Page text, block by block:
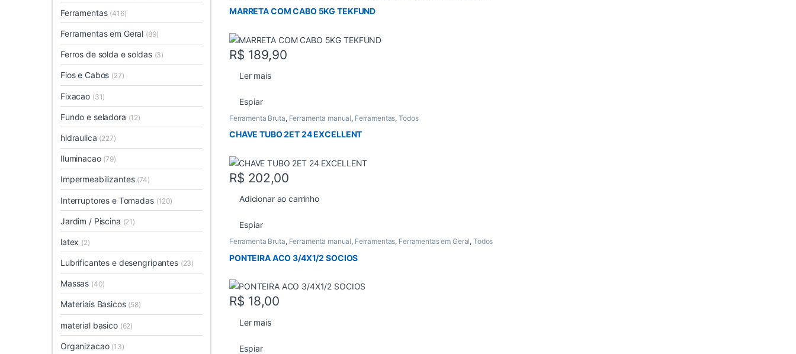
MARRETA COM CABO 5KG TEKFUND
R$ 189,90
Ler mais
Espiar
Ferramenta Bruta, Ferramenta manual, Ferramentas,Todos
CHAVE TUBO 2ET 24 EXCELLENT
R$ 202,00
Adicionar ao carrinho
Espiar
Ferramenta Bruta, Ferramenta manual, Ferramentas, Ferramentas em Geral, Todos
PONTEIRA ACO 3/4X1/2 SOCIOS
R$ 18,00
Ler mais
Espiar
Ferramentas (416)
Ferramentas em Geral (89)
Ferros de solda e soldas (3)
Fios e Cabos (27)
Fixacao (31)
Fundo e seladora (12)
hidraulica (227)
Iluminacao (79)
Impermeabilizantes (74)
Interruptores e Tomadas (120)
Jardim / Piscina (21)
latex (2)
Lubrificantes e desengripantes (23)
Massas (40)
Materiais Basicos (58)
material basico (62)
Organizacao (13)